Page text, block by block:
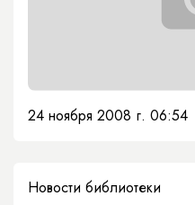
24 ноября 2008 г. 06:54
Новости библиотеки